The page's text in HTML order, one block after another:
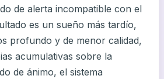
de alerta incompatible con el
es un sueño más tardío,
profundo y de menor calidad,
acumulativas sobre la
de ánimo, el sistema